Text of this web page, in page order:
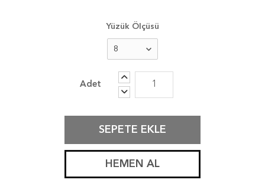
Yüzük Ölçüsü
SEPETE EKLE
HEMEN AL